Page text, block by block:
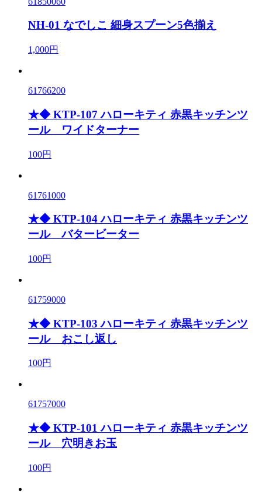
NH-01 なでしこ 細身スプーン5色揃え
1,000円
61766200
★◆ KTP-107 ハローキティ 赤黒キッチンツ
ール ワイドターナー
100円
61761000
★◆ KTP-104 ハローキティ 赤黒キッチンツ
ール バタービーター
100円
61759000
★◆ KTP-103 ハローキティ 赤黒キッチンツ
ール おこし返し
100円
61757000
★◆ KTP-101 ハローキティ 赤黒キッチンツ
ール 穴明きお玉
100円